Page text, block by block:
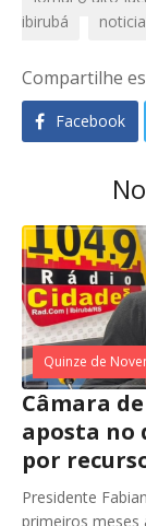
ibirubá
Compartilhe
Facebook
Quinze de
Câmara
aposta no
por
Presidente
primeiros meses